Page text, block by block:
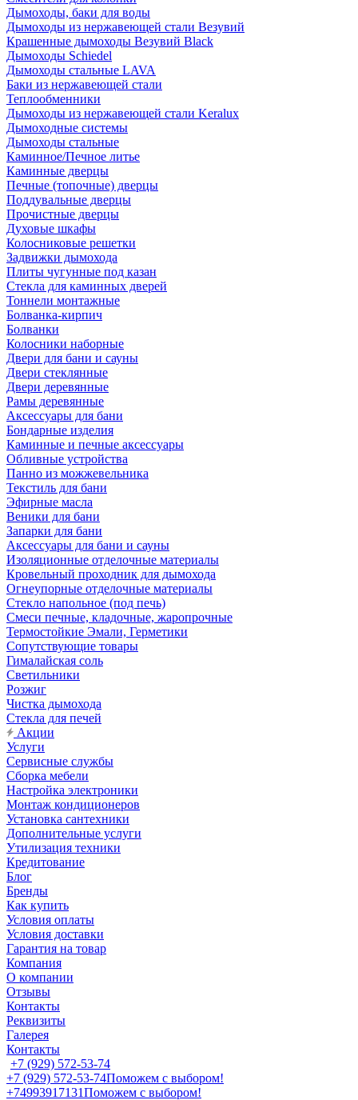
Дымоходы, баки для воды
Дымоходы из нержавеющей стали Везувий
Крашенные дымоходы Везувий Black
Дымоходы Schiedel
Дымоходы стальные LAVA
Баки из нержавеющей стали
Теплообменники
Дымоходы из нержавеющей стали Keralux
Дымоходные системы
Дымоходы стальные
Каминное/Печное литье
Каминные дверцы
Печные (топочные) дверцы
Поддувальные дверцы
Прочистные дверцы
Духовые шкафы
Колосниковые решетки
Задвижки дымохода
Плиты чугунные под казан
Стекла для каминных дверей
Тоннели монтажные
Болванка-кирпич
Болванки
Колосники наборные
Двери для бани и сауны
Двери стеклянные
Двери деревянные
Рамы деревянные
Аксессуары для бани
Бондарные изделия
Каминные и печные аксессуары
Обливные устройства
Панно из можжевельника
Текстиль для бани
Эфирные масла
Веники для бани
Запарки для бани
Аксессуары для бани и сауны
Изоляционные отделочные материалы
Кровельный проходник для дымохода
Огнеупорные отделочные материалы
Стекло напольное (под печь)
Смеси печные, кладочные, жаропрочные
Термостойкие Эмали, Герметики
Сопутствующие товары
Гималайская соль
Светильники
Розжиг
Чистка дымохода
Стекла для печей
Акции
Услуги
Сервисные службы
Сборка мебели
Настройка электроники
Монтаж кондиционеров
Установка сантехники
Дополнительные услуги
Утилизация техники
Кредитование
Блог
Бренды
Как купить
Условия оплаты
Условия доставки
Гарантия на товар
Компания
О компании
Отзывы
Контакты
Реквизиты
Галерея
Контакты
+7 (929) 572-53-74
+7 (929) 572-53-74Поможем с выбором!
+74993917131Поможем с выбором!